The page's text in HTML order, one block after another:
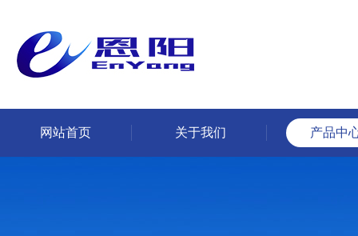
网站首页 关于我们 产品中